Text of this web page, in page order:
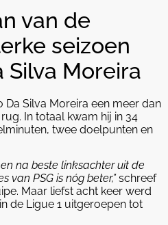
van de
seizoen
Silva Moreira
Da Silva Moreira een meer dan
In totaal kwam hij in 34
twee doelpunten en
na beste linksachter uit de
van PSG is nóg beter,”schreef
Maar liefst acht keer werd
de Ligue 1 uitgeroepen tot